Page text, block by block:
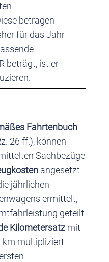
betragen
für das Jahr
beträgt, ist er
Fahrtenbuch
26 ff.), können
Sachbezüge
angesetzt
jährlichen
ermittelt,
geteilt
Kilometersatzmit
km multipliziert